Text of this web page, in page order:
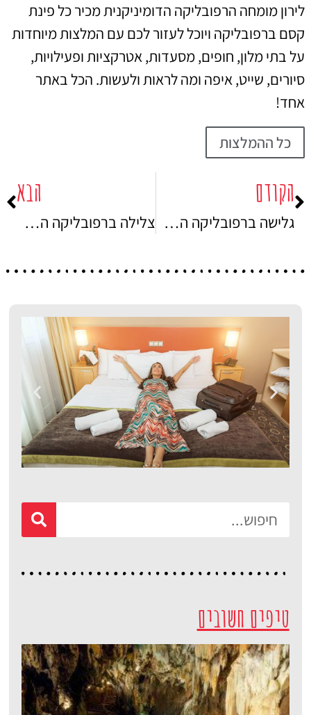
מציאת מלון
פה!
טיפים חשובים
לירון מומחה הרפובליקה הדומיניקנית מכיר כל פינת
קסם ברפובליקה ויוכל לעזור לכם עם המלצות מיוחדות
על בתי מלון, חופים, מסעדות, אטרקציות ופעילויות,
סיורים, שייט, איפה ומה לראות ולעשות. הכל באתר
אחד!
כל ההמלצות
הקודם
גלישה ברפובליקה הדומיניקנית – סקירה מקיפה
הבא
צלילה ברפובליקה הדומיניקנית המדריך המקיף